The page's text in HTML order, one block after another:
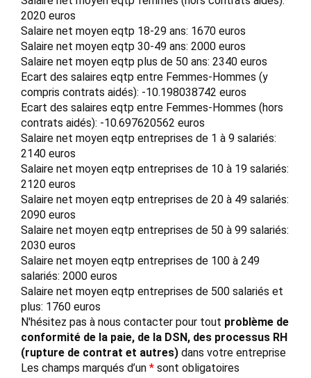
2020 euros
Salaire net moyen eqtp 18-29 ans: 1670 euros
Salaire net moyen eqtp 30-49 ans: 2000 euros
Salaire net moyen eqtp plus de 50 ans: 2340 euros
Ecart des salaires eqtp entre Femmes-Hommes (y
compris contrats aidés): -10.198038742 euros
Ecart des salaires eqtp entre Femmes-Hommes (hors
contrats aidés): -10.697620562 euros
Salaire net moyen eqtp entreprises de 1 à 9 salariés:
2140 euros
Salaire net moyen eqtp entreprises de 10 à 19 salariés:
2120 euros
Salaire net moyen eqtp entreprises de 20 à 49 salariés:
2090 euros
Salaire net moyen eqtp entreprises de 50 à 99 salariés:
2030 euros
Salaire net moyen eqtp entreprises de 100 à 249
salariés: 2000 euros
Salaire net moyen eqtp entreprises de 500 salariés et
plus: 1760 euros
N'hésitez pas à nous contacter pour tout problème de
conformité de la paie, de la DSN, des processus RH
(rupture de contrat et autres) dans votre entreprise
Les champs marqués d’un * sont obligatoires